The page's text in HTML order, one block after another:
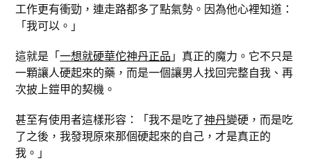
工作更有衝勁，連走路都多了點氣勢。因為他心裡知道：
「我可以。」
這就是「一想就硬華佗神丹正品 」真正的魔力。它不只是
一顆讓人硬起來的藥，而是一個讓男人找回完整自我、再
次披上鎧甲的契機。
甚至有使用者這樣形容：「我不是吃了神丹變硬，而是吃
了之後，我發現原來那個硬起來的自己，才是真正的
我。」